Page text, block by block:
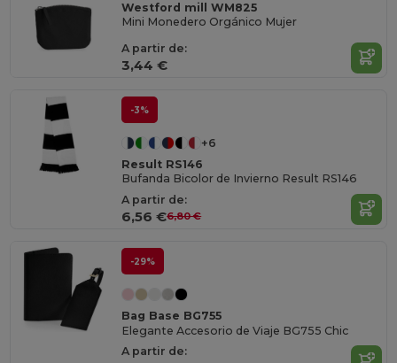
Westford mill WM825
Mini Monedero Orgánico Mujer
A partir de:
3,44 €
-3%
+6
Result RS146
Bufanda Bicolor de Invierno Result RS146
A partir de:
6,56 €6,80 €
-29%
Bag Base BG755
Elegante Accesorio de Viaje BG755 Chic
A partir de: